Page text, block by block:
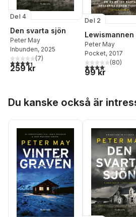
Del 4
Den svarta sjön
Peter May
Inbunden, 2025
4,4utav 5 stjärnor. Totalt antal röster:
(7)
259 kr
Del 2
Lewismannen
Peter May
Pocket, 2017
4,1utav 5(80)
99 kr
Du kanske också är